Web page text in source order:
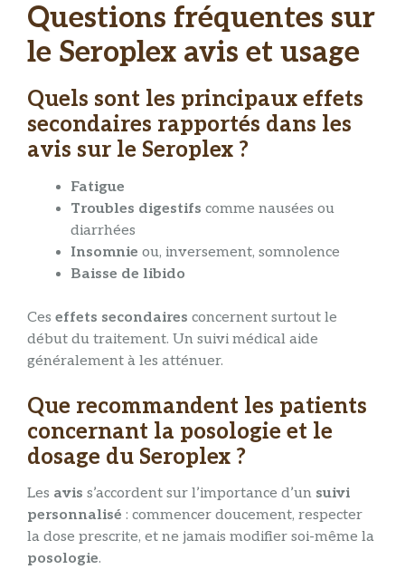
Questions fréquentes sur
le Seroplex avis et usage
Quels sont les principaux effets
secondaires rapportés dans les
avis sur le Seroplex ?
Fatigue
Troubles digestifs comme nausées ou
diarrhées
Insomnie ou, inversement, somnolence
Baisse de libido
Ces effets secondaires concernent surtout le
début du traitement. Un suivi médical aide
généralement à les atténuer.
Que recommandent les patients
concernant la posologie et le
dosage du Seroplex ?
Les avis s’accordent sur l’importance d’un suivi
personnalisé : commencer doucement, respecter
la dose prescrite, et ne jamais modifier soi-même la
posologie.